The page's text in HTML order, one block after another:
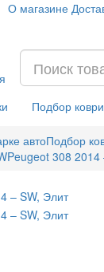
О магазине
Подбор
автоПодбор
Peugeot 308 2014